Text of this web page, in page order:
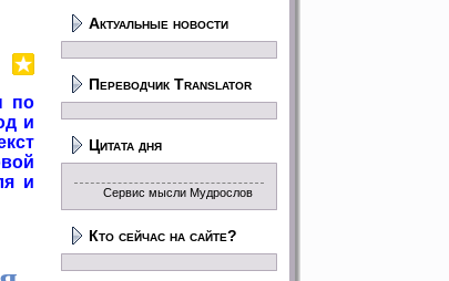
по
и
и
Актуальные новости
Переводчик Translator
Цитата дня
Сервис мысли Мудрослов
Кто сейчас на сайте?